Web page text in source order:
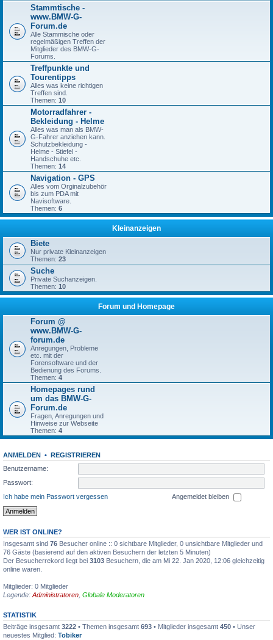
Stammtische -
www.BMW-G-
Forum.de
Alle Stammische oder
regelmäßigen Treffen der
Mitglieder des BMW-G-
Forums.
Treffpunkte und
Tourentipps
Alles was keine richtigen
Treffen sind.
Themen: 10
Motorradfahrer -
Bekleidung - Helme
Alles was man als BMW-
G-Fahrer anziehen kann.
Schutzbekleidung -
Helme - Stiefel -
Handschuhe etc.
Themen: 14
Navigation - GPS
Alles vom Orginalzubehör
bis zum PDA mit
Navisoftware.
Themen: 6
Kleinanzeigen
Biete
Nur private Kleinanzeigen
Themen: 23
Suche
Private Suchanzeigen.
Themen: 10
Forum und Homepage
Forum @
www.BMW-G-
forum.de
Anregungen, Probleme
etc. mit der
Forensoftware und der
Bedienung des Forums.
Themen: 4
Homepages rund
um das BMW-G-
Forum.de
Fragen, Anregungen und
Hinweise zur Webseite
Themen: 4
ANMELDEN • REGISTRIEREN
Benutzername:
Passwort:
Ich habe mein Passwort vergessen
Angemeldet bleiben
WER IST ONLINE?
Insgesamt sind 76 Besucher online :: 0 sichtbare Mitglieder, 0 unsichtbare Mitglieder und
76 Gäste (basierend auf den aktiven Besuchern der letzten 5 Minuten)
Der Besucherrekord liegt bei 3103 Besuchern, die am Mi 22. Jan 2020, 12:06 gleichzeitig
online waren.
Mitglieder: 0 Mitglieder
Legende: Administratoren Globale Moderatoren
STATISTIK
Beiträge insgesamt 3222 • Themen insgesamt 693 • Mitglieder insgesamt 450 • Unser
neuestes Mitglied: Tobiker